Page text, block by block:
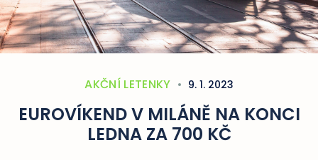
AKČNÍ LETENKY 9. 1. 2023
EUROVÍKEND V MILÁNĚ NA KONCI
LEDNA ZA 700 KČ